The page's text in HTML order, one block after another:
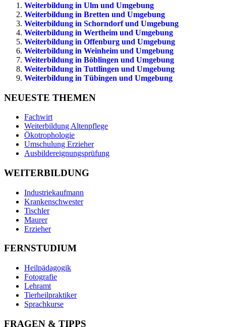
Weiterbildung in Ulm und Umgebung
Weiterbildung in Bretten und Umgebung
Weiterbildung in Schorndorf und Umgebung
Weiterbildung in Wertheim und Umgebung
Weiterbildung in Offenburg und Umgebung
Weiterbildung in Weinheim und Umgebung
Weiterbildung in Böblingen und Umgebung
Weiterbildung in Tuttlingen und Umgebung
Weiterbildung in Tübingen und Umgebung
NEUESTE THEMEN
Fachwirt
Weiterbildung Altenpflege
Ökotrophologie
Umschulung Erzieher
Ausbildereignungsprüfung
WEITERBILDUNG
Industriekaufmann
Krankenschwester
Tischler
Maurer
Erzieher
FERNSTUDIUM
Heilpädagogik
Fotografie
Lehramt
Tierheilpraktiker
Sprachkurse
FRAGEN & TIPPS